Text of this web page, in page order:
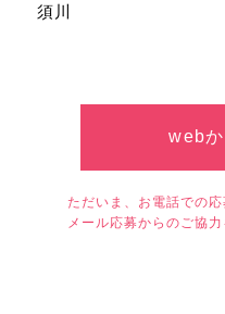
須川
web
ただいま、お電話での応
メール応募からのご協